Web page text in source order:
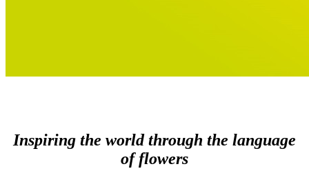
Inspiring the world through the language
of flowers